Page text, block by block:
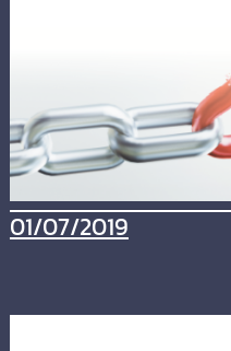
01/07/2019